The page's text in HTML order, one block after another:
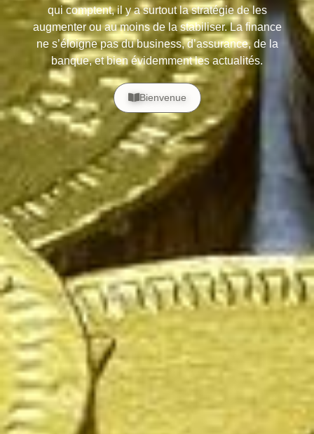
qui comptent, il y a surtout la stratégie de les
augmenter ou au moins de la stabiliser. La finance
ne s’éloigne pas du business, d’assurance, de la
banque, et bien évidemment les actualités.
Bienvenue